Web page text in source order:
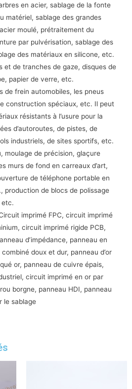
en acier, sablage de la fonte
matériel, sablage des grandes
moulé, prétraitement du
par pulvérisation, sablage des
des matériaux en silicone, etc.
et de tranches de gaze, disques de
papier de verre, etc.
de frein automobiles, les pneus
construction spéciaux, etc. Il peut
résistants à l’usure pour la
d’autoroutes, de pistes, de
industriels, de sites sportifs, etc.
moulage de précision, glaçure
murs de fond en carreaux d’art,
de téléphone portable en
production de blocs de polissage
etc.
imprimé FPC, circuit imprimé
circuit imprimé rigide PCB,
d’impédance, panneau en
doux et dur, panneau d’or
or, panneau de cuivre épais,
circuit imprimé en or par
borgne, panneau HDI, panneau
le sablage